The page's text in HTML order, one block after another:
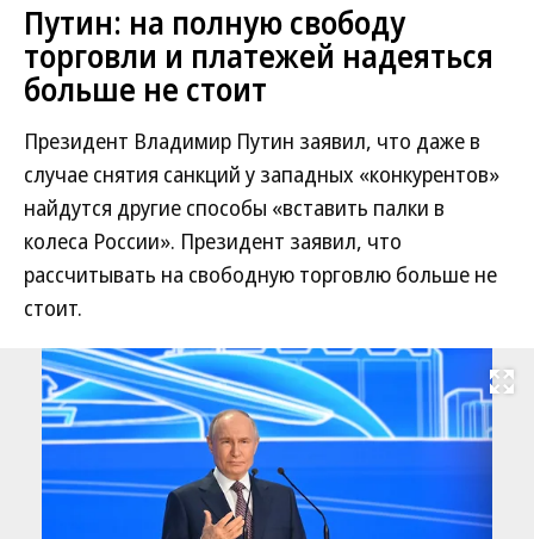
Путин: на полную свободу
торговли и платежей надеяться
больше не стоит
Президент Владимир Путин заявил, что даже в
случае снятия санкций у западных «конкурентов»
найдутся другие способы «вставить палки в
колеса России». Президент заявил, что
рассчитывать на свободную торговлю больше не
стоит.
Развернуть